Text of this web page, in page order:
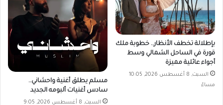
بإطلالة تخطف الأنظار.. خطوبة ملك
قورة في الساحل الشمالي وسط
أجواء عائلية مميزة
السبت, 8 أغسطس 2026, 10:05
مساءً
مسلم يطلق أغنية واحشاني..
سادس أغنيات ألبومه الجديد
السبت, 8 أغسطس 2026, 9:05